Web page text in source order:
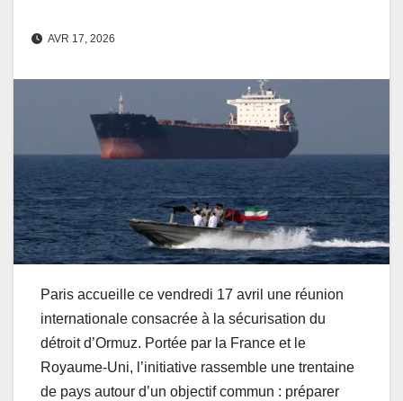
AVR 17, 2026
Paris accueille ce vendredi 17 avril une réunion
internationale consacrée à la sécurisation du
détroit d’Ormuz. Portée par la France et le
Royaume-Uni, l’initiative rassemble une trentaine
de pays autour d’un objectif commun : préparer